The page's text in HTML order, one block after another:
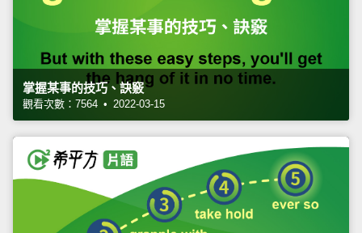
掌握某事的技巧、訣竅
觀看次數：7564 • 2022-03-15